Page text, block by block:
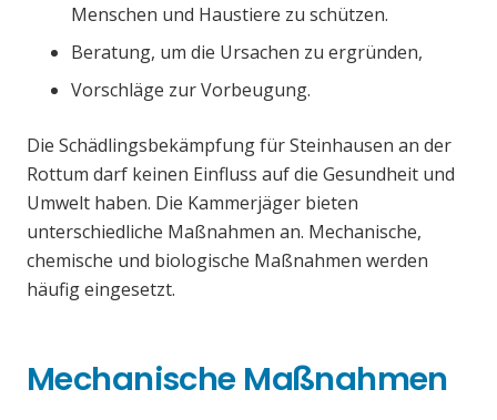
Menschen und Haustiere zu schützen.
Beratung, um die Ursachen zu ergründen,
Vorschläge zur Vorbeugung.
Die Schädlingsbekämpfung für Steinhausen an der
Rottum darf keinen Einfluss auf die Gesundheit und
Umwelt haben. Die Kammerjäger bieten
unterschiedliche Maßnahmen an. Mechanische,
chemische und biologische Maßnahmen werden
häufig eingesetzt.
Mechanische Maßnahmen